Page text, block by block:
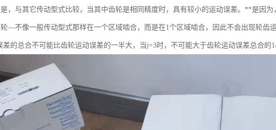
，与其它传动型式比较，当其中齿轮是相同精度时，具有较小的运动误差。**是因为
—不像一般传动型式那样在一个区域啮合，而是在1个区域啮合，因此不会出现轮齿运
差的总合不可能比齿轮运动误差的一半大，当j=3时，不可能大于齿轮运动误差总合的